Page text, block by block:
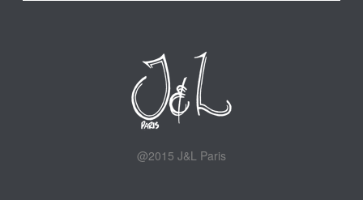
@2015 J&L Paris